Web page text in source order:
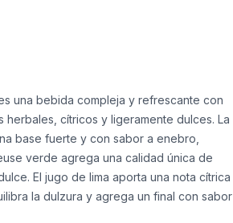
una bebida compleja y refrescante con
herbales, cítricos y ligeramente dulces. La
base fuerte y con sabor a enebro,
verde agrega una calidad única de
El jugo de lima aporta una nota cítrica
la dulzura y agrega un final con sabor